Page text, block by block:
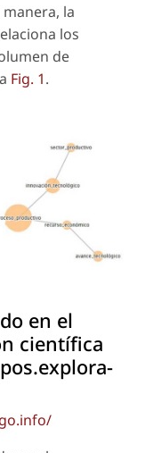
la
los
de
Fig. 1.
en el
científica